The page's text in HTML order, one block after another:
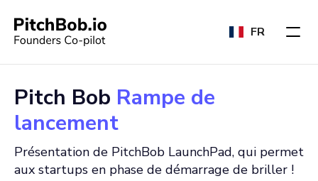
FR
Pitch Bob Rampe de
lancement
Présentation de PitchBob LaunchPad, qui permet
aux startups en phase de démarrage de briller !